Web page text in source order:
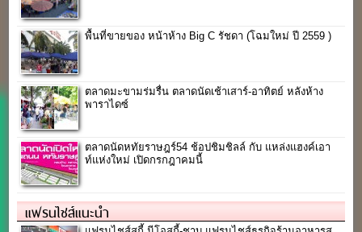
พื้นที่ขายของ หน้าห้าง Big C รัชดา (โฉมใหม่ ปี 2559 )
ตลาดมะขามร่มรื่น ตลาดนัดเช้าเสาร์-อาทิตย์ หลังห้าง
พาราไดซ์
ตลาดนัดหทัยราษฎร์54 ช้อปชิมชิลล์ กับ แหล่งแฮงค์เอา
ท์แห่งใหม่ เปิดกรกฎาคมนี้
แฟรนไชส์แนะนำ